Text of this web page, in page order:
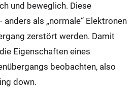
und beweglich. Diese
anders als „normale“ Elektronen
zerstört werden. Damit
Eigenschaften eines
beobachten, also
down.